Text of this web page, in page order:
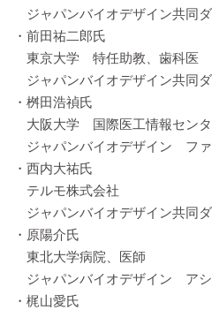
ジャパンバイオデザイン共同
・前田祐二郎氏
東京大学 特任助教、歯科医
ジャパンバイオデザイン共同
・桝田浩禎氏
大阪大学 国際医工情報セン
ジャパンバイオデザイン ファ
・西内大祐氏
テルモ株式会社
ジャパンバイオデザイン共同
・原陽介氏
東北大学病院、医師
ジャパンバイオデザイン アシ
・梶山愛氏